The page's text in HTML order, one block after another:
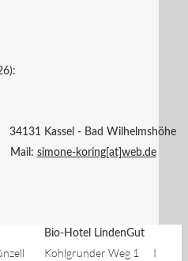
Kassel - Bad Wilhelmshöhe
| Mail: simone-koring[at]web.de
Bio-Hotel LindenGut
Kohlgrunder Weg 1 I